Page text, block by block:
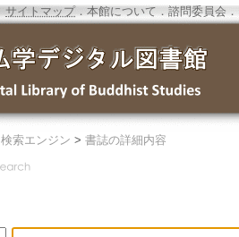
サイトマップ．本館について ． 諮問委員会 ．
検索エンジン > 書誌の詳細内容